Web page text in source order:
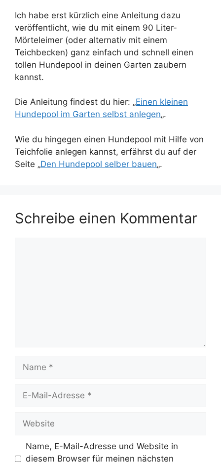
Ich habe erst kürzlich eine Anleitung dazu
veröffentlicht, wie du mit einem 90 Liter-
Mörteleimer (oder alternativ mit einem
Teichbecken) ganz einfach und schnell einen
tollen Hundepool in deinen Garten zaubern
kannst.
Die Anleitung findest du hier: „Einen kleinen
Hundepool im Garten selbst anlegen„.
Wie du hingegen einen Hundepool mit Hilfe von
Teichfolie anlegen kannst, erfährst du auf der
Seite „Den Hundepool selber bauen„.
Schreibe einen Kommentar
Mail-
Name, E-Mail-Adresse und Website in
diesem Browser für meinen nächsten